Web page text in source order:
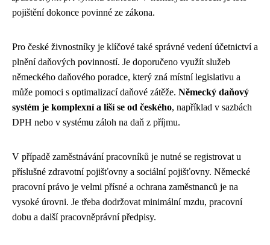
pojištění dokonce povinné ze zákona.
Pro české živnostníky je klíčové také správné vedení účetnictví a
plnění daňových povinností. Je doporučeno využít služeb
německého daňového poradce, který zná místní legislativu a
může pomoci s optimalizací daňové zátěže. Německý daňový
systém je komplexní a liší se od českého, například v sazbách
DPH nebo v systému záloh na daň z příjmu.
V případě zaměstnávání pracovníků je nutné se registrovat u
příslušné zdravotní pojišťovny a sociální pojišťovny. Německé
pracovní právo je velmi přísné a ochrana zaměstnanců je na
vysoké úrovni. Je třeba dodržovat minimální mzdu, pracovní
dobu a další pracovněprávní předpisy.